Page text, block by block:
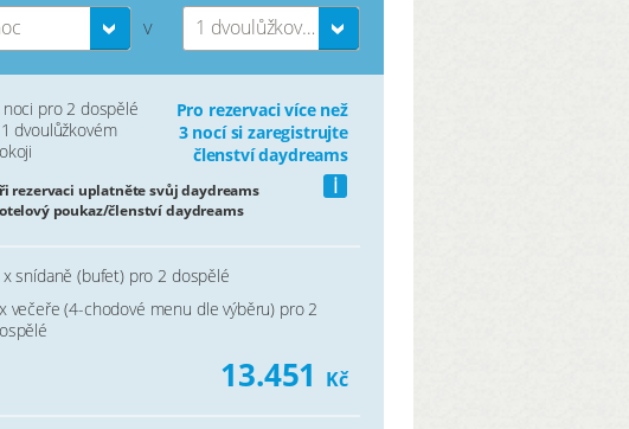
V 1 dvoulůžkový pokoj
pro 2 dospělé
dvoulůžkovém
Pro rezervaci více než
3 nocí si zaregistrujte
členství daydreams
i
rezervaci uplatněte svůj daydreams
poukaz/členství daydreams
snídaně (bufet) pro 2 dospělé
večeře (4-chodové menu dle výběru) pro 2
13.451 Kč